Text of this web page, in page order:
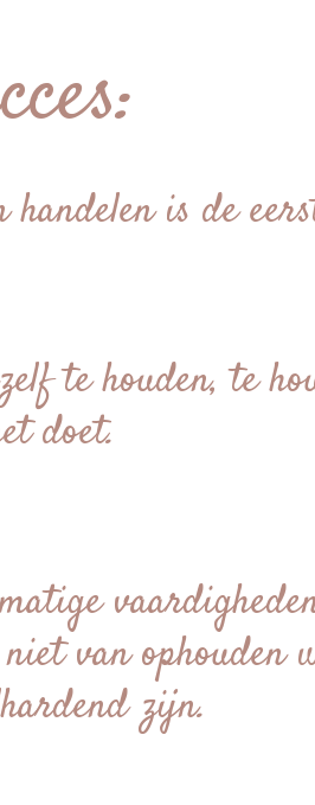
is de
te houden, te
doet.
van ophouden
zijn.